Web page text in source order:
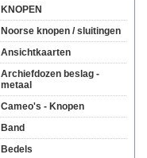
KNOPEN
Noorse knopen / sluitingen
Ansichtkaarten
Archiefdozen beslag -
metaal
Cameo's - Knopen
Band
Bedels